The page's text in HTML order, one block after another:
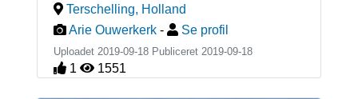
Terschelling, Holland
Arie Ouwerkerk - Se profil
Uploadet 2019-09-18 Publiceret 2019-09-18
1 1551